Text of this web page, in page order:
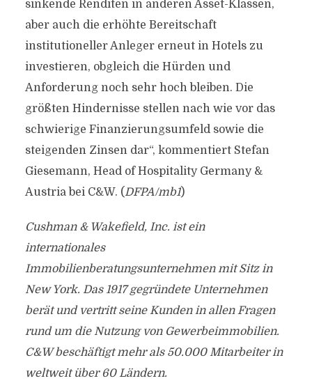
sinkende Renditen in anderen Asset-Klassen,
aber auch die erhöhte Bereitschaft
institutioneller Anleger erneut in Hotels zu
investieren, obgleich die Hürden und
Anforderung noch sehr hoch bleiben. Die
größten Hindernisse stellen nach wie vor das
schwierige Finanzierungsumfeld sowie die
steigenden Zinsen dar“, kommentiert Stefan
Giesemann, Head of Hospitality Germany &
Austria bei C&W. (DFPA/mb1)
Cushman & Wakefield, Inc. ist ein
internationales
Immobilienberatungsunternehmen mit Sitz in
New York. Das 1917 gegründete Unternehmen
berät und vertritt seine Kunden in allen Fragen
rund um die Nutzung von Gewerbeimmobilien.
C&W beschäftigt mehr als 50.000 Mitarbeiter in
weltweit über 60 Ländern.